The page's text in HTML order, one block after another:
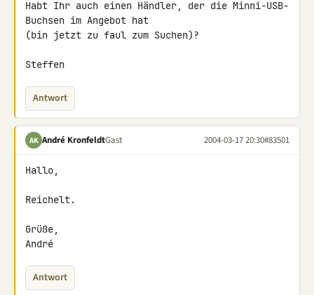
Habt Ihr auch einen Händler, der die Minni-USB-
Buchsen im Angebot hat
(bin jetzt zu faul zum Suchen)?
Steffen
Antwort
AK André KronfeldtGast 2004-03-17 20:30#83501
Hallo,
Reichelt.
Grüße,
André
Antwort